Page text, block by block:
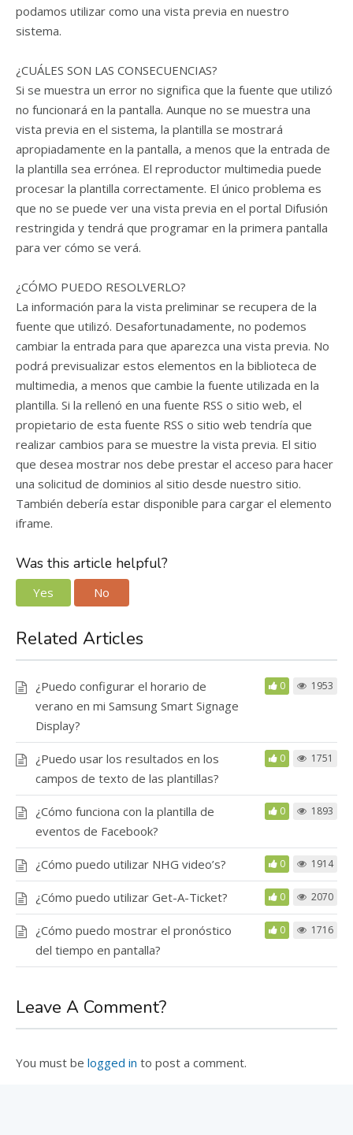
podamos utilizar como una vista previa en nuestro
sistema.
¿CUÁLES SON LAS CONSECUENCIAS?
Si se muestra un error no significa que la fuente que utilizó
no funcionará en la pantalla. Aunque no se muestra una
vista previa en el sistema, la plantilla se mostrará
apropiadamente en la pantalla, a menos que la entrada de
la plantilla sea errónea. El reproductor multimedia puede
procesar la plantilla correctamente. El único problema es
que no se puede ver una vista previa en el portal Difusión
restringida y tendrá que programar en la primera pantalla
para ver cómo se verá.
¿CÓMO PUEDO RESOLVERLO?
La información para la vista preliminar se recupera de la
fuente que utilizó. Desafortunadamente, no podemos
cambiar la entrada para que aparezca una vista previa. No
podrá previsualizar estos elementos en la biblioteca de
multimedia, a menos que cambie la fuente utilizada en la
plantilla. Si la rellenó en una fuente RSS o sitio web, el
propietario de esta fuente RSS o sitio web tendría que
realizar cambios para se muestre la vista previa. El sitio
que desea mostrar nos debe prestar el acceso para hacer
una solicitud de dominios al sitio desde nuestro sitio.
También debería estar disponible para cargar el elemento
iframe.
Was this article helpful?
Yes No
Related Articles
¿Puedo configurar el horario de
verano en mi Samsung Smart Signage
Display?
0 1953
¿Puedo usar los resultados en los
campos de texto de las plantillas?
0 1751
¿Cómo funciona con la plantilla de
eventos de Facebook?
0 1893
¿Cómo puedo utilizar NHG video’s? 0 1914
¿Cómo puedo utilizar Get-A-Ticket? 0 2070
¿Cómo puedo mostrar el pronóstico
del tiempo en pantalla?
0 1716
Leave A Comment?
You must be logged in to post a comment.